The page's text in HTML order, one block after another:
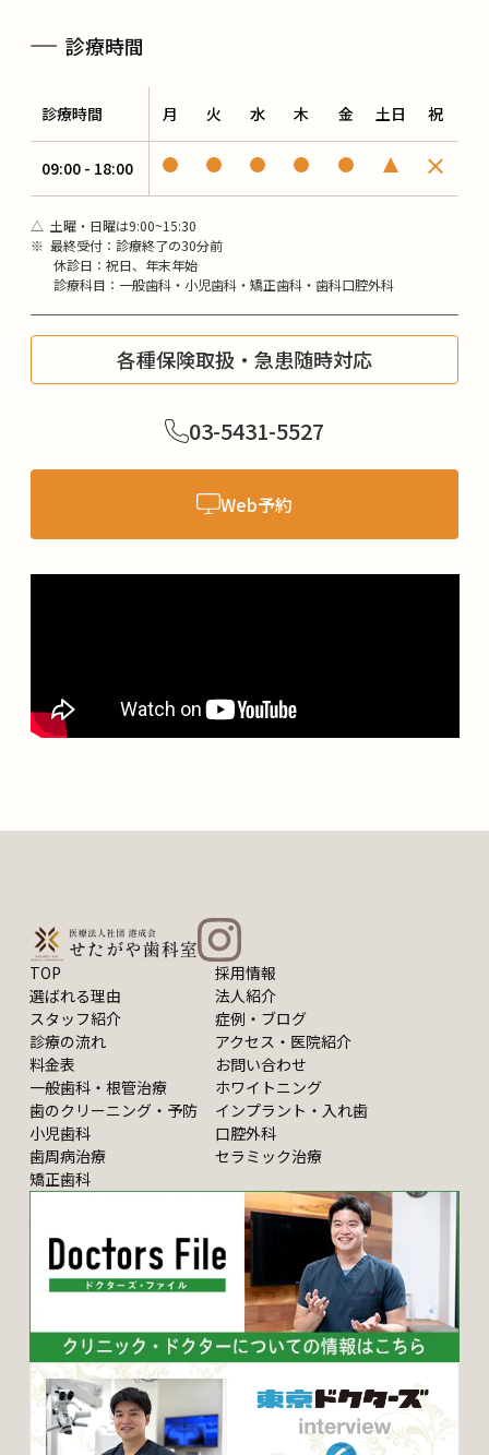
診療時間
診療時間 月 火 水 木 金 土日 祝
09:00 - 18:00
△ 土曜・日曜は9:00~15:30
※ 最終受付：診療終了の30分前
休診日：祝日、年末年始
診療科目：一般歯科・小児歯科・矯正歯科・歯科口腔外科
各種保険取扱・急患随時対応
03-5431-5527
Web予約
TOP
採用情報
選ばれる理由
法人紹介
スタッフ紹介
症例・ブログ
診療の流れ
アクセス・医院紹介
料金表
お問い合わせ
一般歯科・根管治療
ホワイトニング
歯のクリーニング・予防
インプラント・入れ歯
小児歯科
口腔外科
歯周病治療
セラミック治療
矯正歯科